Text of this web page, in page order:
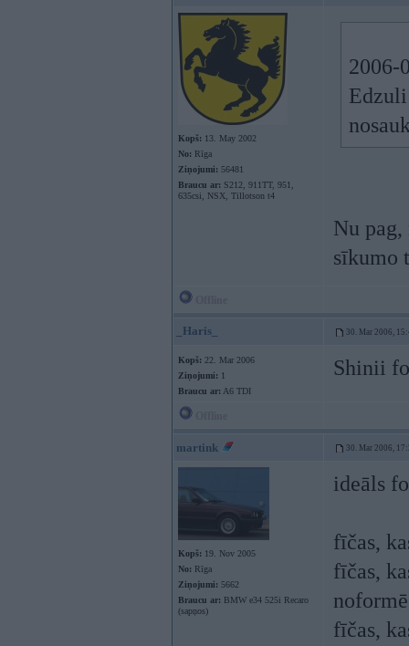
Kopš: 13. May 2002
No: Rīga
Ziņojumi: 56481
Braucu ar: S212, 911TT, 951,
635csi, NSX, Tillotson t4
2006-
Nu
sīkumo
_Haris_ 30. Mar 2006,
Kopš: 22. Mar 2006
Ziņojumi: 1
Braucu ar: A6 TDI
Shinii
martink 30. Mar 2006,
Kopš: 19. Nov 2005
No: Rīga
Ziņojumi: 5662
Braucu ar: BMW e34 525i Recaro
(sapņos)
ideāls
fīčas,
fīčas,
fīčas,